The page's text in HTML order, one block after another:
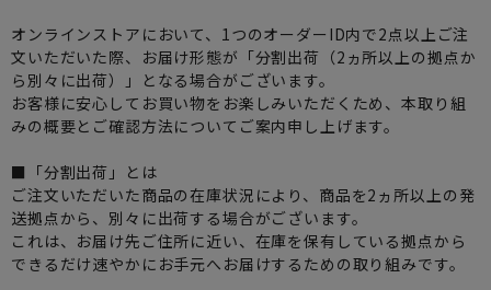
オンラインストアにおいて、1つのオーダーID内で2点以上ご注
文いただいた際、お届け形態が「分割出荷（2ヵ所以上の拠点か
ら別々に出荷）」となる場合がございます。
お客様に安心してお買い物をお楽しみいただくため、本取り組
みの概要とご確認方法についてご案内申し上げます。
■「分割出荷」とは
ご注文いただいた商品の在庫状況により、商品を2ヵ所以上の発
送拠点から、別々に出荷する場合がございます。
これは、お届け先ご住所に近い、在庫を保有している拠点から
できるだけ速やかにお手元へお届けするための取り組みです。